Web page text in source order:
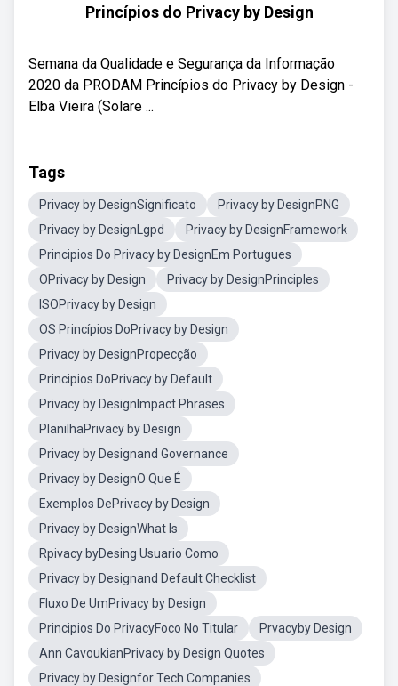
Princípios do Privacy by Design
Semana da Qualidade e Segurança da Informação
2020 da PRODAM Princípios do Privacy by Design -
Elba Vieira (Solare ...
Tags
Privacy by DesignSignificato
Privacy by DesignPNG
Privacy by DesignLgpd
Privacy by DesignFramework
Principios Do Privacy by DesignEm Portugues
OPrivacy by Design
Privacy by DesignPrinciples
ISOPrivacy by Design
OS Princípios DoPrivacy by Design
Privacy by DesignPropecção
Principios DoPrivacy by Default
Privacy by DesignImpact Phrases
PlanilhaPrivacy by Design
Privacy by Designand Governance
Privacy by DesignO Que É
Exemplos DePrivacy by Design
Privacy by DesignWhat Is
Rpivacy byDesing Usuario Como
Privacy by Designand Default Checklist
Fluxo De UmPrivacy by Design
Principios Do PrivacyFoco No Titular
Prvacyby Design
Ann CavoukianPrivacy by Design Quotes
Privacy by Designfor Tech Companies